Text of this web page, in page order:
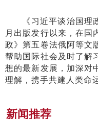
《习近平谈治国
月出版发行以来，在国
政》第五卷法俄阿等文
帮助国际社会及时了解
想的最新发展，加深对
理解，携手共建人类命
新闻推荐